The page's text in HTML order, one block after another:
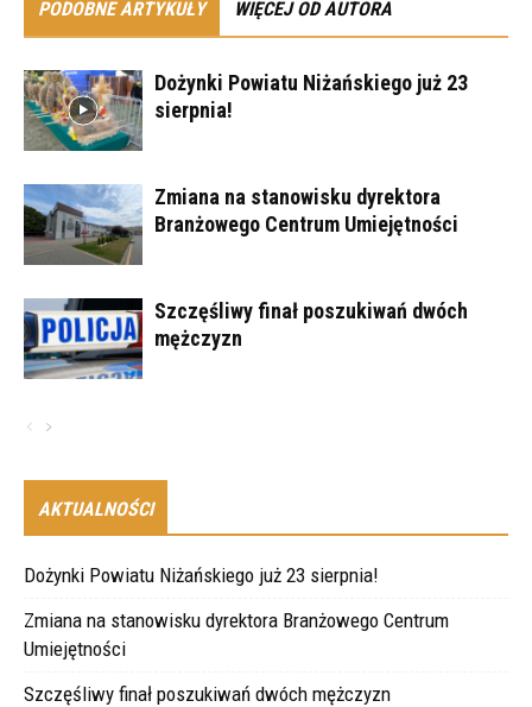
PODOBNE ARTYKUŁY WIĘCEJ OD AUTORA
Dożynki Powiatu Niżańskiego już 23
sierpnia!
Zmiana na stanowisku dyrektora
Branżowego Centrum Umiejętności
Szczęśliwy finał poszukiwań dwóch
mężczyzn
AKTUALNOŚCI
Dożynki Powiatu Niżańskiego już 23 sierpnia!
Zmiana na stanowisku dyrektora Branżowego Centrum
Umiejętności
Szczęśliwy finał poszukiwań dwóch mężczyzn